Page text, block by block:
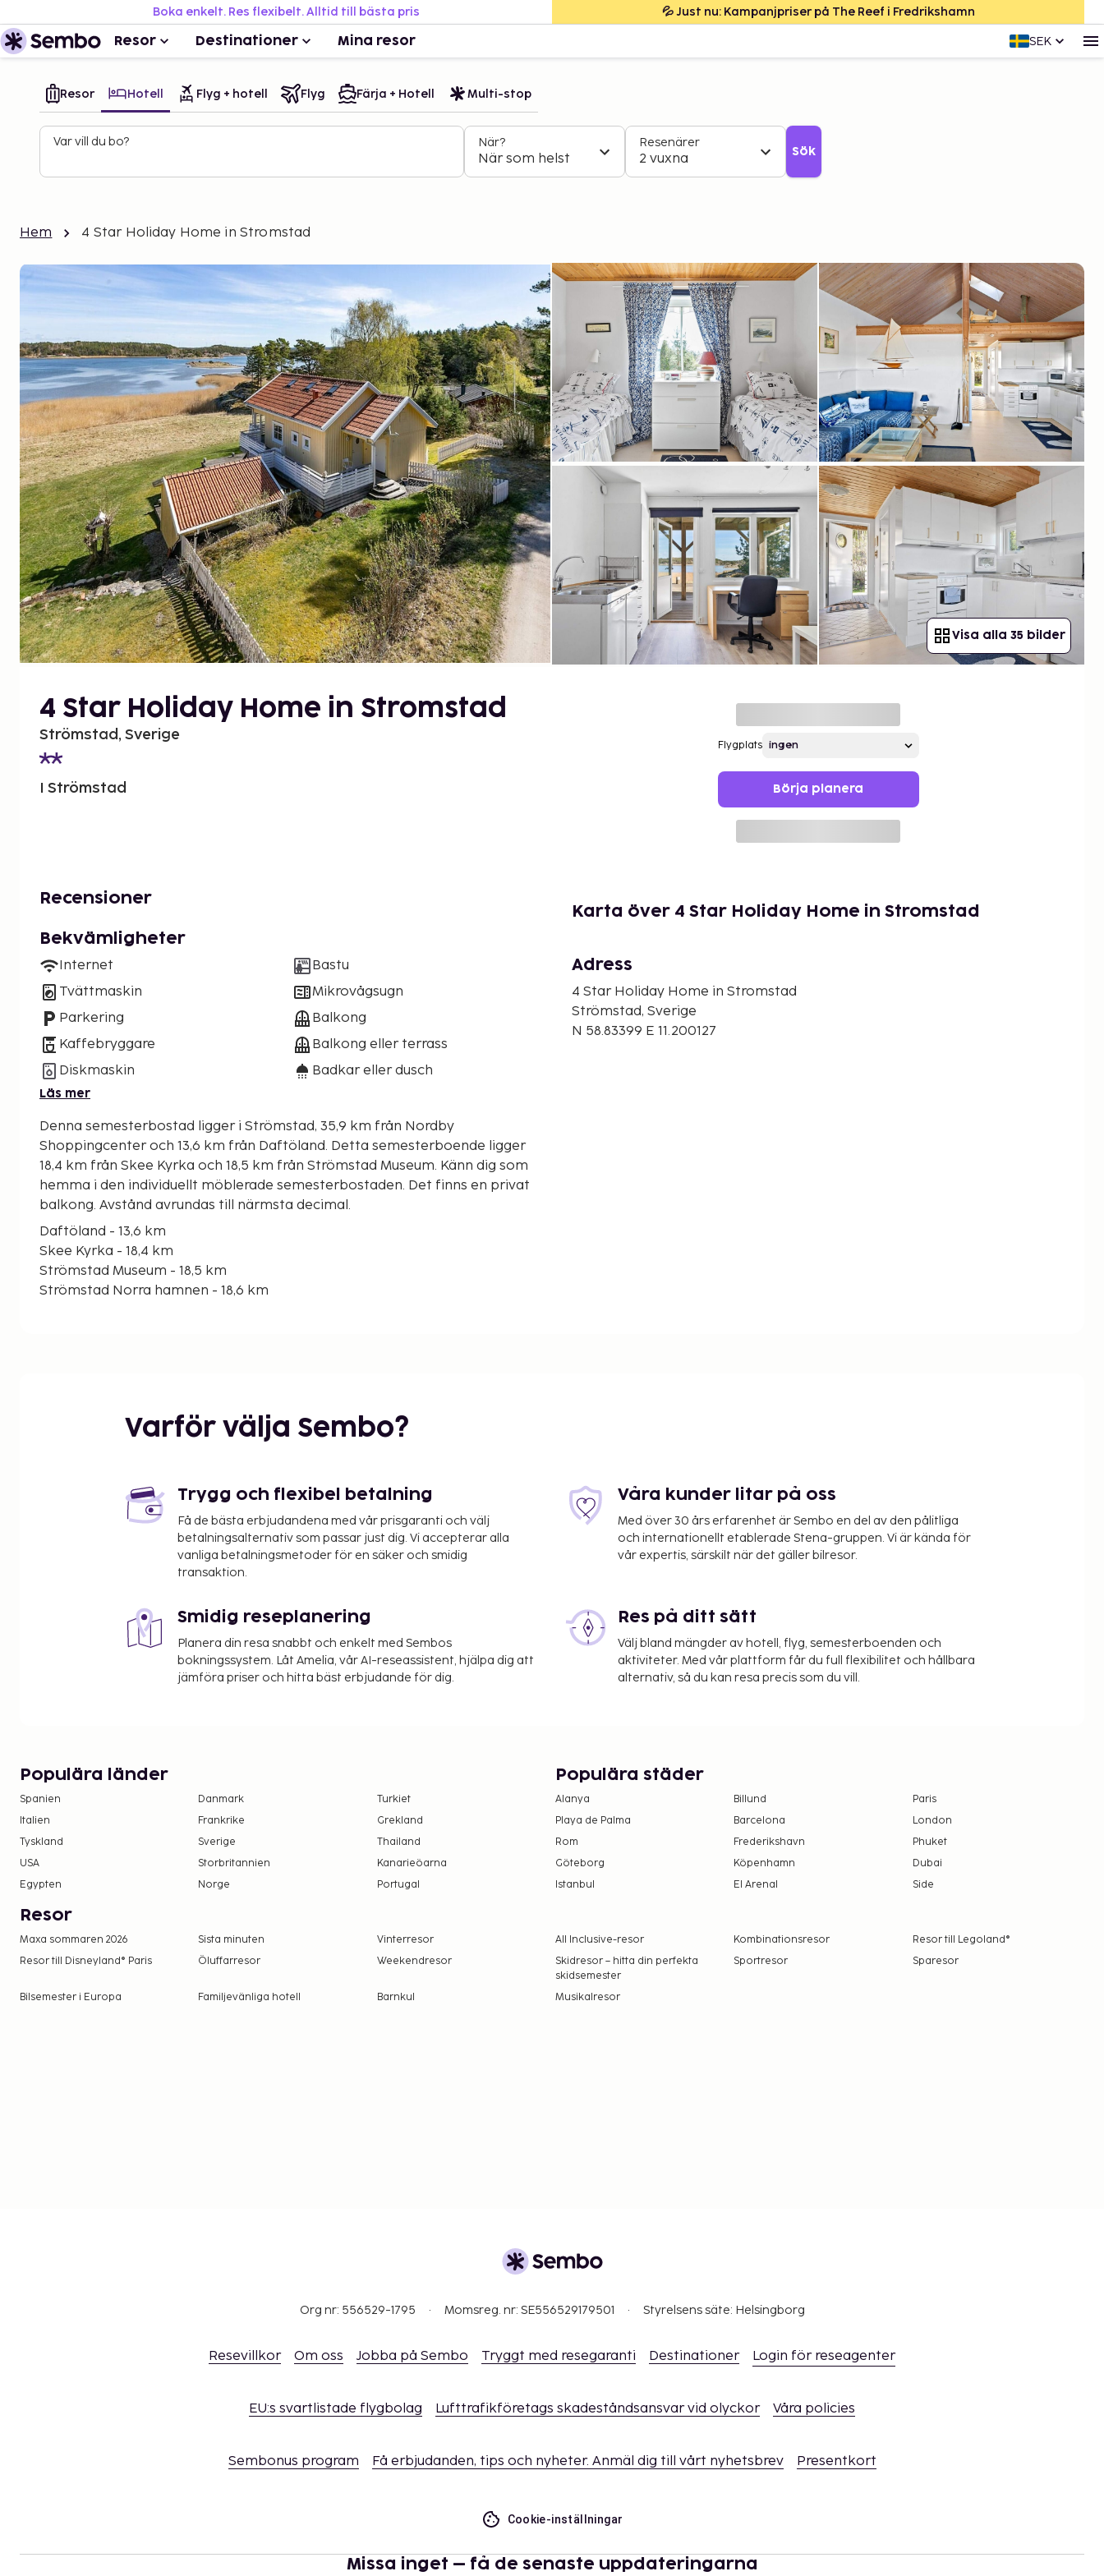
Boka enkelt. Res flexibelt. Alltid till bästa pris 💦 Just nu: Kampanjpriser på The Reef i Fredrikshamn
Resor Destinationer Mina resor SEK
Resor Hotell Flyg + hotell Flyg Färja + Hotell Multi-stop
Var vill du bo? När?
När som helst
Resenärer
2 vuxna Sök
Hem 4 Star Holiday Home in Stromstad
Visa alla 35 bilder
4 Star Holiday Home in Stromstad
Strömstad, Sverige
I Strömstad
Flygplats
Börja planera
Recensioner
Bekvämligheter
Internet
Tvättmaskin
Parkering
Kaffebryggare
Diskmaskin
Bastu
Mikrovågsugn
Balkong
Balkong eller terrass
Badkar eller dusch
Läs mer
Denna semesterbostad ligger i Strömstad, 35,9 km från Nordby
Shoppingcenter och 13,6 km från Daftöland. Detta semesterboende ligger
18,4 km från Skee Kyrka och 18,5 km från Strömstad Museum. Känn dig som
hemma i den individuellt möblerade semesterbostaden. Det finns en privat
balkong. Avstånd avrundas till närmsta decimal.
Daftöland - 13,6 km
Skee Kyrka - 18,4 km
Strömstad Museum - 18,5 km
Strömstad Norra hamnen - 18,6 km
Vitlycke museum - 28,8 km
Tjurpannans naturreservat - 37,6 km
Svinesund informationscenter - 39,5 km
Den största flygplatsen i närheten är Trollhättan, Sverige (THN-
Vanersborg) - 120,8 km
Avgiftsfri parkering erbjuds på plats. Här har du tillgång till bastu, gratis wi-
Karta över 4 Star Holiday Home in Stromstad
Adress
4 Star Holiday Home in Stromstad
Strömstad, Sverige
N 58.83399 E 11.200127
Varför välja Sembo?
Trygg och flexibel betalning
Få de bästa erbjudandena med vår prisgaranti och välj
betalningsalternativ som passar just dig. Vi accepterar alla
vanliga betalningsmetoder för en säker och smidig
transaktion.
Våra kunder litar på oss
Med över 30 års erfarenhet är Sembo en del av den pålitliga
och internationellt etablerade Stena-gruppen. Vi är kända för
vår expertis, särskilt när det gäller bilresor.
Smidig reseplanering
Planera din resa snabbt och enkelt med Sembos
bokningssystem. Låt Amelia, vår AI-reseassistent, hjälpa dig att
jämföra priser och hitta bäst erbjudande för dig.
Res på ditt sätt
Välj bland mängder av hotell, flyg, semesterboenden och
aktiviteter. Med vår plattform får du full flexibilitet och hållbara
alternativ, så du kan resa precis som du vill.
Populära länder
Spanien Danmark
Turkiet
Italien
Frankrike
Grekland
Tyskland
Sverige
Thailand
USA
Storbritannien
Kanarieöarna
Egypten
Norge Portugal
Populära städer
Alanya Billund
Paris
Playa de Palma
Barcelona
London
Rom
Frederikshavn
Phuket
Göteborg
Köpenhamn
Dubai
Istanbul
El Arenal Side
Resor
Maxa sommaren 2026 Sista minuten Vinterresor All Inclusive-resor Kombinationsresor
Resor till Legoland®
Resor till Disneyland® Paris
Öluffarresor Weekendresor
Skidresor – hitta din perfekta
skidsemester
Sportresor Sparesor
Bilsemester i Europa Familjevänliga hotell Barnkul Musikalresor
Org nr: 556529-1795 Momsreg. nr: SE556529179501 Styrelsens säte: Helsingborg
Resevillkor Om oss Jobba på Sembo Tryggt med resegaranti Destinationer Login för reseagenter
EU:s svartlistade flygbolag Lufttrafikföretags skadeståndsansvar vid olyckor Våra policies
Sembonus program Få erbjudanden, tips och nyheter. Anmäl dig till vårt nyhetsbrev Presentkort
Cookie-inställningar
Missa inget – få de senaste uppdateringarna